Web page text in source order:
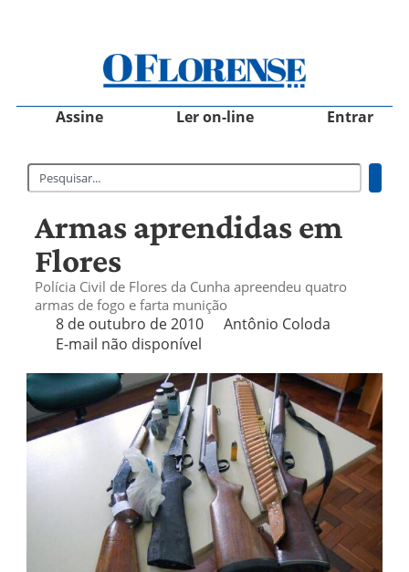
Assine Ler on-line Entrar
Armas aprendidas em
Flores
Polícia Civil de Flores da Cunha apreendeu quatro
armas de fogo e farta munição
8 de outubro de 2010
Antônio Coloda
E-mail não disponível